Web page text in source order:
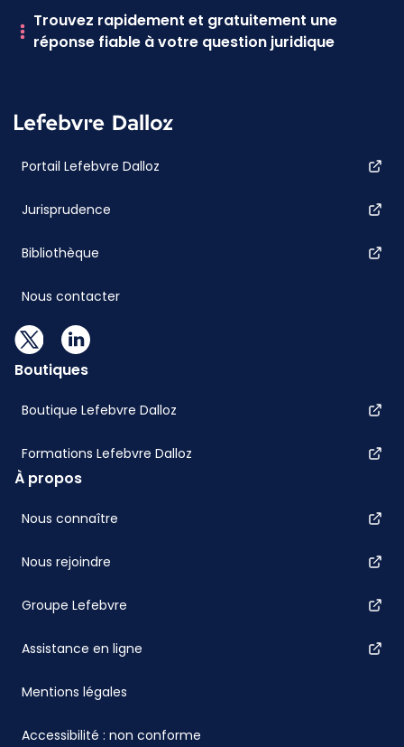
Trouvez rapidement et gratuitement une
réponse fiable à votre question juridique
Portail Lefebvre Dalloz
Jurisprudence
Bibliothèque
Nous contacter
Boutiques
Boutique Lefebvre Dalloz
Formations Lefebvre Dalloz
À propos
Nous connaître
Nous rejoindre
Groupe Lefebvre
Assistance en ligne
Mentions légales
Accessibilité : non conforme